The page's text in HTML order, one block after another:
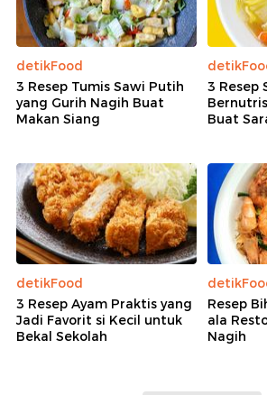
detikFood
3 Resep Tumis Sawi Putih
yang Gurih Nagih Buat
Makan Siang
3 Resep
Buat
detikFood
3 Resep Ayam Praktis yang
Jadi Favorit si Kecil untuk
Bekal Sekolah
Resep
ala
Nagih